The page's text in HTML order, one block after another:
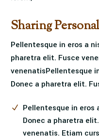
Sharing
Pellentesque in eros a
pharetra elit. Fusce
venenatisPellentesque
Donec a pharetra elit.
Pellentesque in eros
Donec a pharetra
venenatis. Etiam